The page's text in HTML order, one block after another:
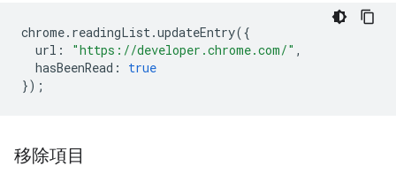
chrome. readingList .updateEntry({
url : "https://developer.chrome.com/" ,
hasBeenRead :
true
});
移除項目